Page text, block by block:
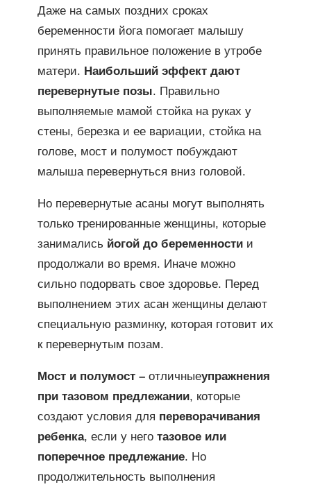
Даже на самых поздних сроках
беременности йога помогает малышу
принять правильное положение в утробе
матери. Наибольший эффект дают
перевернутые позы. Правильно
выполняемые мамой стойка на руках у
стены, березка и ее вариации, стойка на
голове, мост и полумост побуждают
малыша перевернуться вниз головой.
Но перевернутые асаны могут выполнять
только тренированные женщины, которые
занимались йогой до беременностии
продолжали во время. Иначе можно
сильно подорвать свое здоровье. Перед
выполнением этих асан женщины делают
специальную разминку, которая готовит их
к перевернутым позам.
Мост и полумост –отличныеупражнения
при тазовом предлежании, которые
создают условия для переворачивания
ребенка, если у него тазовое или
поперечное предлежание. Но
продолжительность выполнения